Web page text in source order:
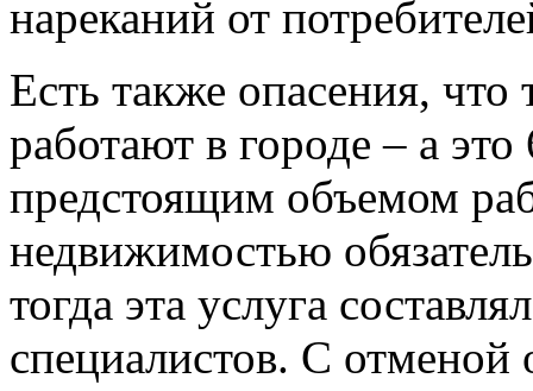
нареканий от
Есть также опасения, что
работают в городе – а
предстоящим объемом
недвижимостью
тогда эта услуга
специалистов. С отменой